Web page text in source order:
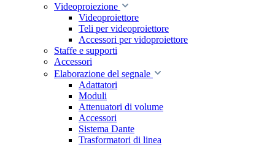
Videoproiezione
Videoproiettore
Teli per videoproiettore
Accessori per vidoproiettore
Staffe e supporti
Accessori
Elaborazione del segnale
Adattatori
Moduli
Attenuatori di volume
Accessori
Sistema Dante
Trasformatori di linea